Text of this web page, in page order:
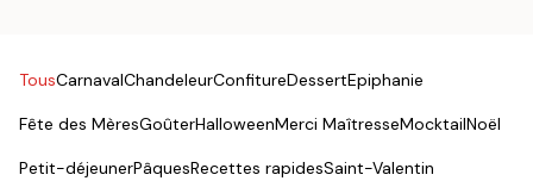
TousCarnavalChandeleurConfitureDessertEpiphanie
Fête des MèresGoûterHalloweenMerci MaîtresseMocktailNoël
Petit-déjeunerPâquesRecettes rapidesSaint-Valentin